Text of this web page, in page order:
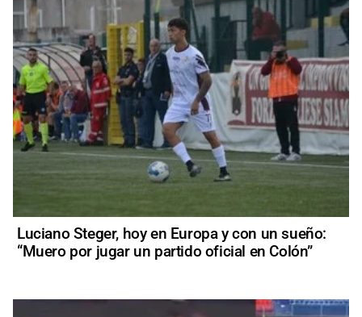
Luciano Steger, hoy en Europa y con un sueño:
“Muero por jugar un partido oficial en Colón”